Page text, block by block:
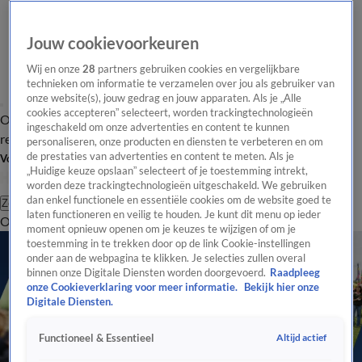
Overzicht Laatste nieuws Regionieuws Het beste van Hart
Tip de
redactie
Volg Hart van Nederland
Zoeken
OverzichtRegioUitzendingenWeerTip de redactiePanelVideo's
Jouw cookievoorkeuren
Wij en onze28 partners gebruiken cookies en vergelijkbare
technieken om informatie te verzamelen over jou als gebruiker van
onze website(s), jouw gedrag en jouw apparaten. Als je „Alle
cookies accepteren” selecteert, worden trackingtechnologieën
ingeschakeld om onze advertenties en content te kunnen
personaliseren, onze producten en diensten te verbeteren en om
de prestaties van advertenties en content te meten. Als je
„Huidige keuze opslaan” selecteert of je toestemming intrekt,
worden deze trackingtechnologieën uitgeschakeld. We gebruiken
dan enkel functionele en essentiële cookies om de website goed te
laten functioneren en veilig te houden. Je kunt dit menu op ieder
moment opnieuw openen om je keuzes te wijzigen of om je
toestemming in te trekken door op de link Cookie-instellingen
onder aan de webpagina te klikken. Je selecties zullen overal
binnen onze Digitale Diensten worden doorgevoerd. Raadpleeg
onze Cookieverklaring voor meer informatie.
Bekijk hier onze
Digitale Diensten.
Functioneel & Essentieel Altijd actief